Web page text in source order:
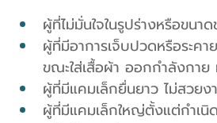
ผู้ที่ไม่มั่นใจในรูปร่างหรือขนา
ผู้ที่มีอาการเจ็บปวดหรือระค
ขณะใส่เสื้อผ้า ออกกำลังกา
ผู้ที่มีแคมเล็กยื่นยาว ไม่สวยง
ผู้ที่มีแคมเล็กใหญ่ตั้งแต่กำเนิ